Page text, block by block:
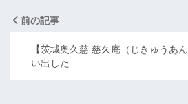
前の記事
【茨城奥久慈 慈久庵（じきゅうあ
い出した…